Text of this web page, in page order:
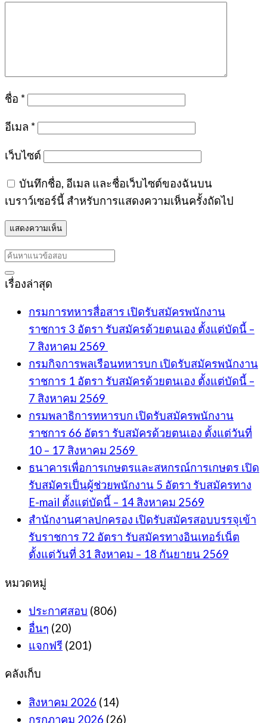
ชื่อ *
อีเมล *
เว็บไซต์
บันทึกชื่อ, อีเมล และชื่อเว็บไซต์ของฉันบน
เบราว์เซอร์นี้ สำหรับการแสดงความเห็นครั้งถัดไป
เรื่องล่าสุด
กรมการทหารสื่อสาร เปิดรับสมัครพนักงาน
ราชการ 3 อัตรา รับสมัครด้วยตนเอง ตั้งแต่บัดนี้ –
7 สิงหาคม 2569
กรมกิจการพลเรือนทหารบก เปิดรับสมัครพนักงาน
ราชการ 1 อัตรา รับสมัครด้วยตนเอง ตั้งแต่บัดนี้ –
7 สิงหาคม 2569
กรมพลาธิการทหารบก เปิดรับสมัครพนักงาน
ราชการ 66 อัตรา รับสมัครด้วยตนเอง ตั้งแต่วันที่
10 – 17 สิงหาคม 2569
ธนาคารเพื่อการเกษตรและสหกรณ์การเกษตร เปิด
รับสมัครเป็นผู้ช่วยพนักงาน 5 อัตรา รับสมัครทาง
E-mail ตั้งแต่บัดนี้ – 14 สิงหาคม 2569
สำนักงานศาลปกครอง เปิดรับสมัครสอบบรรจุเข้า
รับราชการ 72 อัตรา รับสมัครทางอินเทอร์เน็ต
ตั้งแต่วันที่ 31 สิงหาคม – 18 กันยายน 2569
หมวดหมู่
ประกาศสอบ (806)
อื่นๆ (20)
แจกฟรี (201)
คลังเก็บ
สิงหาคม 2026 (14)
กรกฎาคม 2026 (26)